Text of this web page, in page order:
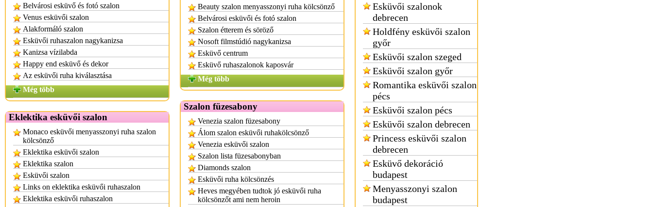
Belvárosi esküvő és fotó szalon
Venus esküvői szalon
Alakformáló szalon
Esküvői ruhaszalon nagykanizsa
Kanizsa vízilabda
Happy end esküvő és dekor
Az esküvői ruha kiválasztása
Még több
Eklektika esküvői szalon
Monaco esküvői menyasszonyi ruha szalon
kölcsönző
Eklektika esküvői szalon
Eklektika szalon
Esküvői szalon
Links on eklektika esküvői ruhaszalon
Eklektika esküvői ruhaszalon
Beauty szalon menyasszonyi ruha kölcsönző
Belvárosi esküvői és fotó szalon
Szalon étterem és söröző
Nosoft filmstúdió nagykanizsa
Esküvő centrum
Esküvő ruhaszalonok kaposvár
Még több
Szalon füzesabony
Venezia szalon füzesabony
Álom szalon esküvői ruhakölcsönző
Venezia esküvői szalon
Szalon lista füzesabonyban
Diamonds szalon
Esküvői ruha kölcsönzés
Heves megyében tudtok jó esküvői ruha
kölcsönzőt ami nem heroin
Esküvői szalonok
debrecen
Holdfény esküvői szalon
győr
Esküvői szalon szeged
Esküvői szalon győr
Romantika esküvői szalon
pécs
Esküvői szalon pécs
Esküvői szalon debrecen
Princess esküvői szalon
debrecen
Esküvő dekoráció
budapest
Menyasszonyi szalon
budapest